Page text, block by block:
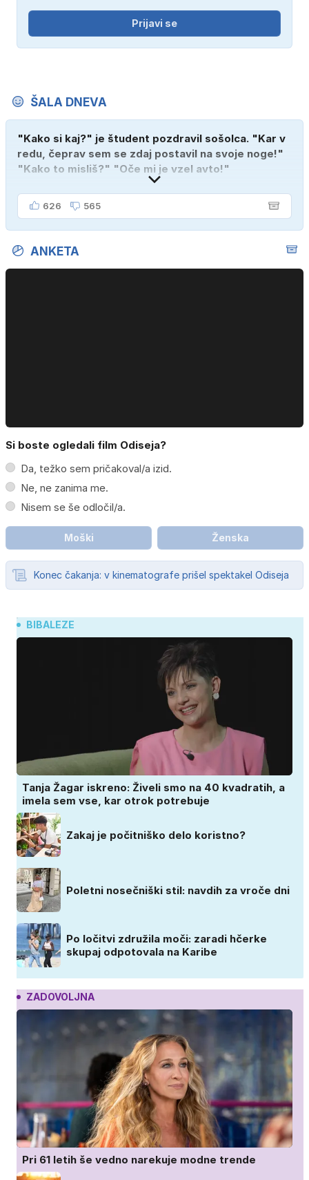
Prijavi se
ŠALA DNEVA
"Kako si kaj?" je študent pozdravil sošolca. "Kar v
redu, čeprav sem se zdaj postavil na svoje noge!"
"Kako to misliš?" "Oče mi je vzel avto!"
626 565
ANKETA
Si boste ogledali film Odiseja?
Da, težko sem pričakoval/a izid.
Ne, ne zanima me.
Nisem se še odločil/a.
Moški Ženska
Konec čakanja: v kinematografe prišel spektakel Odiseja
BIBALEZE
Tanja Žagar iskreno: Živeli smo na 40 kvadratih, a
imela sem vse, kar otrok potrebuje
Zakaj je počitniško delo koristno?
Poletni nosečniški stil: navdih za vroče dni
Po ločitvi združila moči: zaradi hčerke
skupaj odpotovala na Karibe
ZADOVOLJNA
Pri 61 letih še vedno narekuje modne trende